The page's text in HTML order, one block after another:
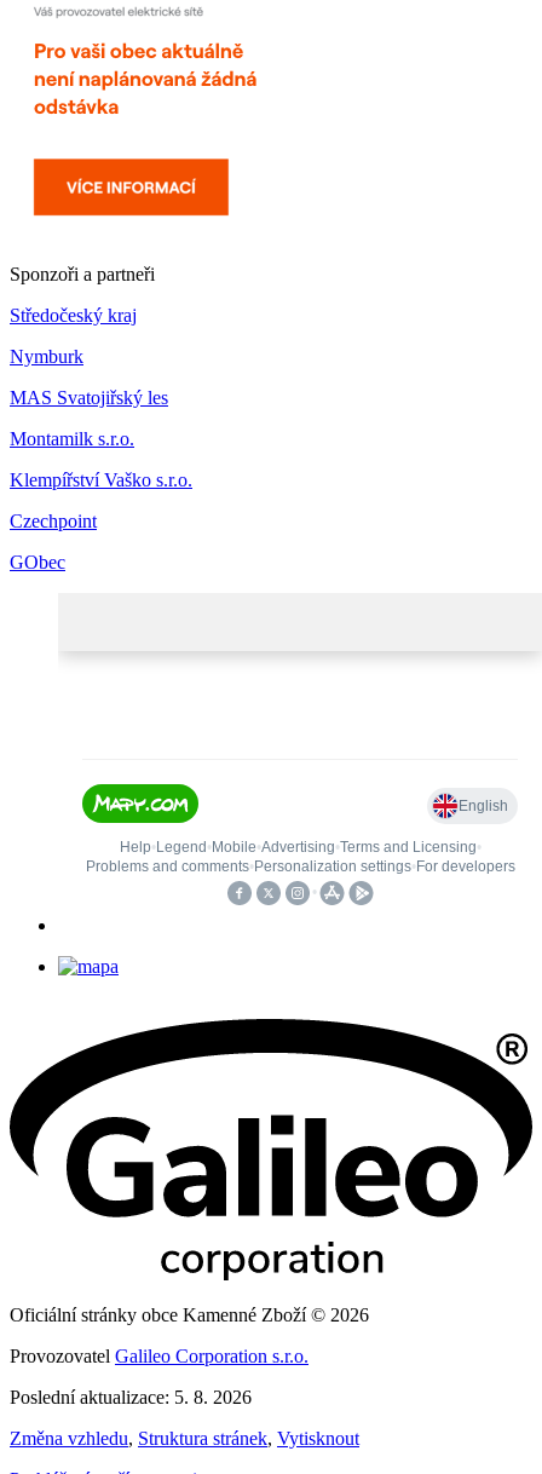
Sponzoři a partneři
Středočeský kraj
Nymburk
MAS Svatojiřský les
Montamilk s.r.o.
Klempířství Vaško s.r.o.
Czechpoint
GObec
Oficiální stránky obce Kamenné Zboží © 2026
Provozovatel Galileo Corporation s.r.o.
Poslední aktualizace: 5. 8. 2026
Změna vzhledu, Struktura stránek, Vytisknout